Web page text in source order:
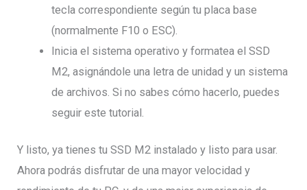
tecla correspondiente según tu placa base
(normalmente F10 o ESC).
Inicia el sistema operativo y formatea el SSD
M2, asignándole una letra de unidad y un sistema
de archivos. Si no sabes cómo hacerlo, puedes
seguir este tutorial.
Y listo, ya tienes tu SSD M2 instalado y listo para usar.
Ahora podrás disfrutar de una mayor velocidad y